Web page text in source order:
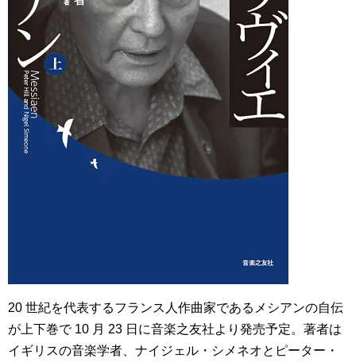
20 世紀を代表するフランス人作曲家であるメシアンの自伝
が上下巻で 10 月 23 日に音楽之友社より発売予定。著者は
イギリスの音楽学者、ナイジェル・シメネオとピーター・